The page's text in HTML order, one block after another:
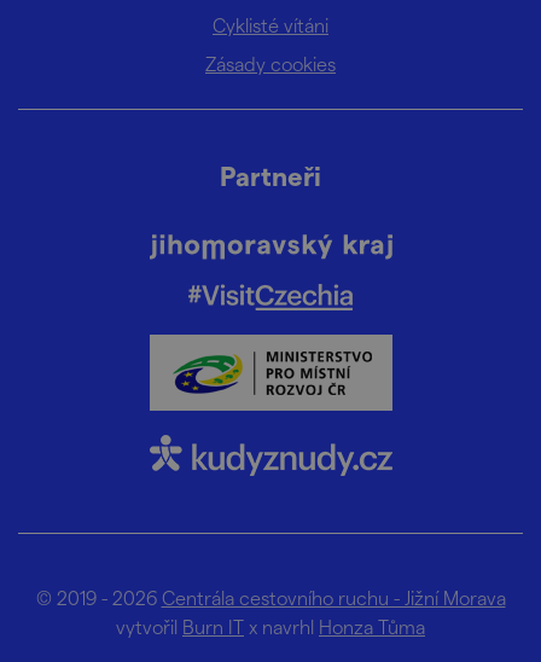
Cyklisté vítáni
Zásady cookies
Partneři
© 2019 - 2026 Centrála cestovního ruchu - Jižní Morava
vytvořil Burn IT x navrhl Honza Tůma